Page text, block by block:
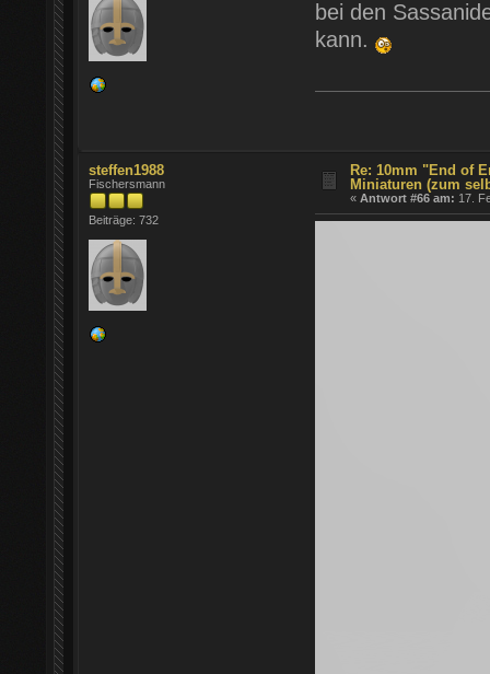
bei den
kann.
steffen1988
Fischersmann
Beiträge: 732
Re: 10mm "End of
Miniaturen (zum
«Antwort #66 am: 17.